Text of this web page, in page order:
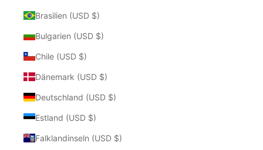
Brasilien (USD $)
Bulgarien (USD $)
Chile (USD $)
Dänemark (USD $)
Deutschland (USD $)
Estland (USD $)
Falklandinseln (USD $)